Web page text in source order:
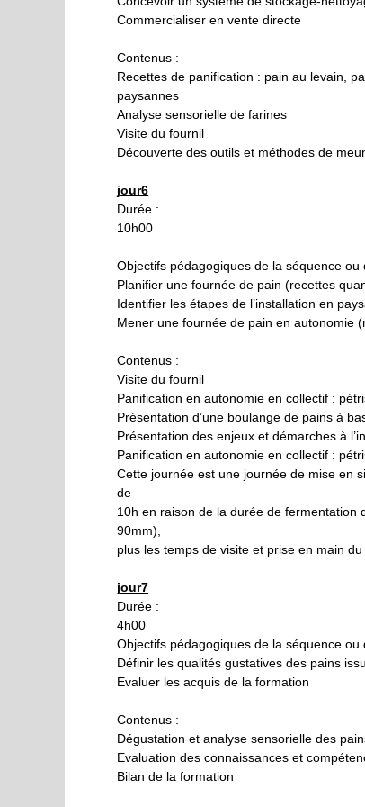
Commercialiser en vente directe
Contenus :
Recettes de panification : pain au levain,
paysannes
Analyse sensorielle de farines
Visite du fournil
Découverte des outils et méthodes de
jour6
Durée :
10h00
Objectifs pédagogiques de la séquence ou
Planifier une fournée de pain (recettes
Identifier les étapes de l’installation en
Mener une fournée de pain en autonomie
Contenus :
Visite du fournil
Panification en autonomie en collectif :
Présentation d’une boulange de pains à
Présentation des enjeux et démarches à
Panification en autonomie en collectif :
Cette journée est une journée de mise en
de
10h en raison de la durée de fermentation
90mm),
plus les temps de visite et prise en main
jour7
Durée :
4h00
Objectifs pédagogiques de la séquence ou
Définir les qualités gustatives des pains
Evaluer les acquis de la formation
Contenus :
Dégustation et analyse sensorielle des
Evaluation des connaissances et
Bilan de la formation